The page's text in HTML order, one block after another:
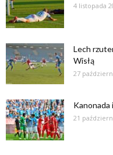
4 listopada
Lech
Wisłą
27
Kanonada
21